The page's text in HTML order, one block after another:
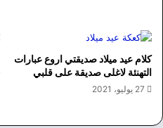
كلام عيد ميلاد صديقتي اروع عبارات
التهنئة لاغلى صديقة على قلبي
27 يوليو، 2021